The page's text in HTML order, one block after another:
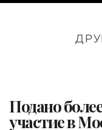
Подано
участие в